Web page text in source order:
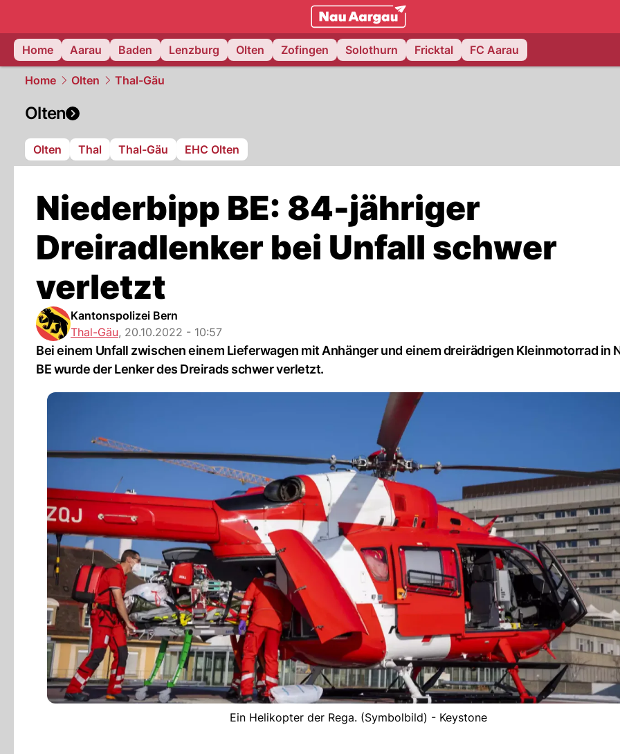
mittelland.NAU.ch
Home
Aarau Baden Lenzburg Olten Zofingen Solothurn Fricktal FC Aarau
Home Olten Thal-Gäu
Olten
Olten Thal Thal-Gäu EHC Olten
Niederbipp BE: 84-jähriger
Dreiradlenker bei Unfall schwer
verletzt
Kantonspolizei Bern
Thal-Gäu, 20.10.2022 - 10:57
Bei einem Unfall zwischen einem Lieferwagen mit Anhänger und einem dreirädrigen Kleinmotorrad in
BE wurde der Lenker des Dreirads schwer verletzt.
Ein Helikopter der Rega. (Symbolbild) - Keystone